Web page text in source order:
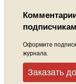
подписчикам
Оформите
журнала.
Заказать